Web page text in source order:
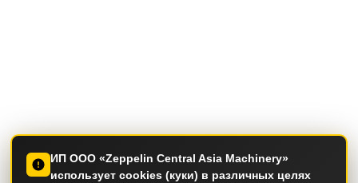
ИП ООО «Zeppelin Central Asia Machinery»
использует cookies (куки) в различных целях